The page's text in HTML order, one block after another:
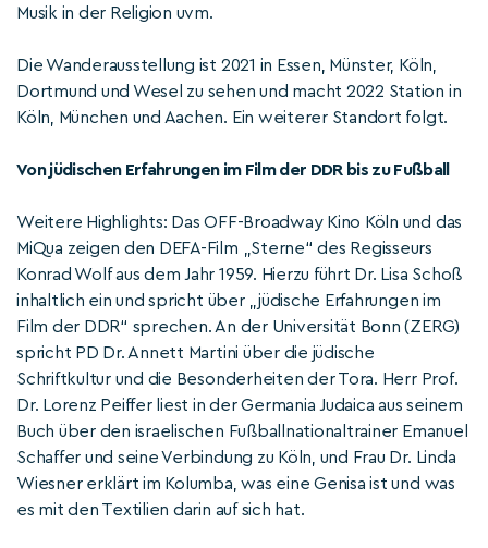
Musik in der Religion uvm.
Die Wanderausstellung ist 2021 in Essen, Münster, Köln,
Dortmund und Wesel zu sehen und macht 2022 Station in
Köln, München und Aachen. Ein weiterer Standort folgt.
Von jüdischen Erfahrungen im Film der DDR bis zu Fußball
Weitere Highlights: Das OFF-Broadway Kino Köln und das
MiQua zeigen den DEFA-Film „Sterne“ des Regisseurs
Konrad Wolf aus dem Jahr 1959. Hierzu führt Dr. Lisa Schoß
inhaltlich ein und spricht über „jüdische Erfahrungen im
Film der DDR“ sprechen. An der Universität Bonn (ZERG)
spricht PD Dr. Annett Martini über die jüdische
Schriftkultur und die Besonderheiten der Tora. Herr Prof.
Dr. Lorenz Peiffer liest in der Germania Judaica aus seinem
Buch über den israelischen Fußballnationaltrainer Emanuel
Schaffer und seine Verbindung zu Köln, und Frau Dr. Linda
Wiesner erklärt im Kolumba, was eine Genisa ist und was
es mit den Textilien darin auf sich hat.